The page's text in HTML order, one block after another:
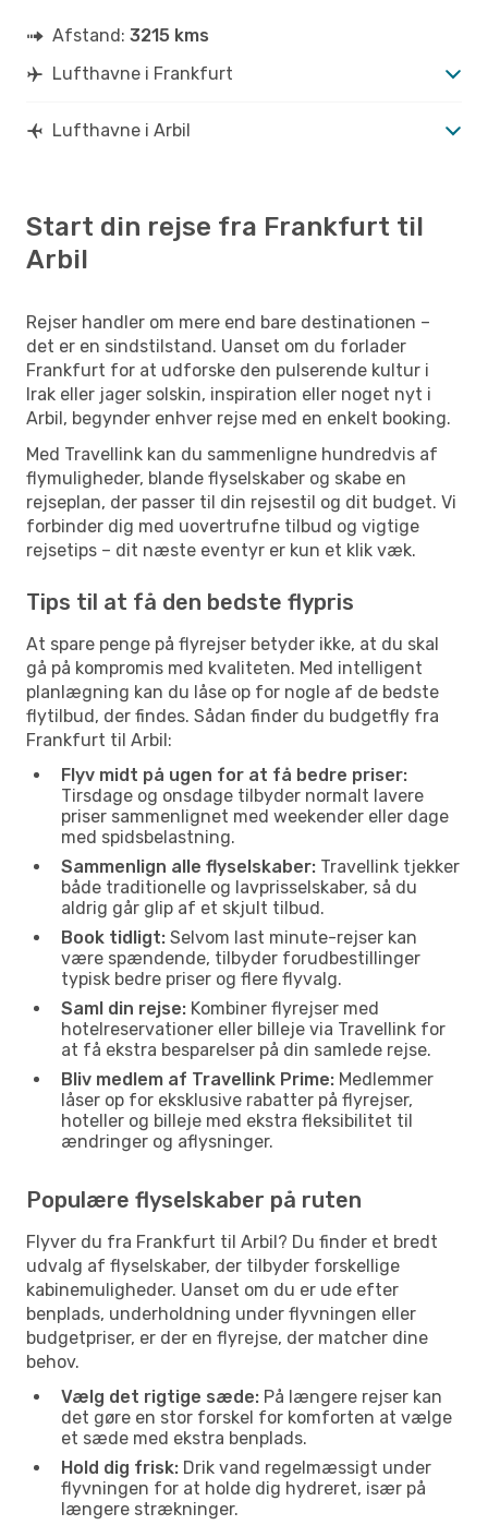
Afstand: 3215 kms
Lufthavne i Frankfurt
Lufthavne i Arbil
Start din rejse fra Frankfurt til
Arbil
Rejser handler om mere end bare destinationen –
det er en sindstilstand. Uanset om du forlader
Frankfurt for at udforske den pulserende kultur i
Irak eller jager solskin, inspiration eller noget nyt i
Arbil, begynder enhver rejse med en enkelt booking.
Med Travellink kan du sammenligne hundredvis af
flymuligheder, blande flyselskaber og skabe en
rejseplan, der passer til din rejsestil og dit budget. Vi
forbinder dig med uovertrufne tilbud og vigtige
rejsetips – dit næste eventyr er kun et klik væk.
Tips til at få den bedste flypris
At spare penge på flyrejser betyder ikke, at du skal
gå på kompromis med kvaliteten. Med intelligent
planlægning kan du låse op for nogle af de bedste
flytilbud, der findes. Sådan finder du budgetfly fra
Frankfurt til Arbil:
Flyv midt på ugen for at få bedre priser:
Tirsdage og onsdage tilbyder normalt lavere
priser sammenlignet med weekender eller dage
med spidsbelastning.
Sammenlign alle flyselskaber: Travellink tjekker
både traditionelle og lavprisselskaber, så du
aldrig går glip af et skjult tilbud.
Book tidligt: Selvom last minute-rejser kan
være spændende, tilbyder forudbestillinger
typisk bedre priser og flere flyvalg.
Saml din rejse: Kombiner flyrejser med
hotelreservationer eller billeje via Travellink for
at få ekstra besparelser på din samlede rejse.
Bliv medlem af Travellink Prime: Medlemmer
låser op for eksklusive rabatter på flyrejser,
hoteller og billeje med ekstra fleksibilitet til
ændringer og aflysninger.
Populære flyselskaber på ruten
Flyver du fra Frankfurt til Arbil? Du finder et bredt
udvalg af flyselskaber, der tilbyder forskellige
kabinemuligheder. Uanset om du er ude efter
benplads, underholdning under flyvningen eller
budgetpriser, er der en flyrejse, der matcher dine
behov.
Vælg det rigtige sæde: På længere rejser kan
det gøre en stor forskel for komforten at vælge
et sæde med ekstra benplads.
Hold dig frisk: Drik vand regelmæssigt under
flyvningen for at holde dig hydreret, især på
længere strækninger.